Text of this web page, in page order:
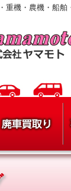
重機・農機・船